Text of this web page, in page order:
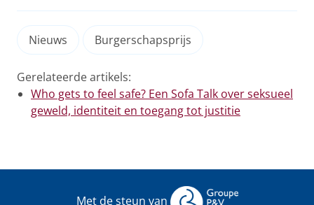
Nieuws Burgerschapsprijs
Gerelateerde artikels:
Who gets to feel safe? Een Sofa Talk over seksueel
geweld, identiteit en toegang tot justitie
Met de steun van